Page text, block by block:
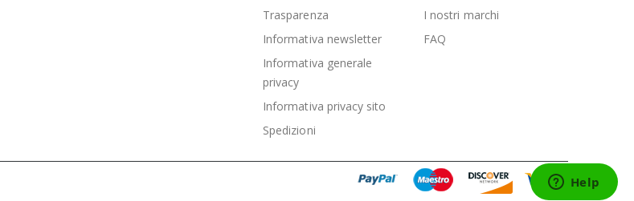
Trasparenza
Informativa newsletter
Informativa generale
privacy
Informativa privacy sito
Spedizioni
I nostri marchi
FAQ